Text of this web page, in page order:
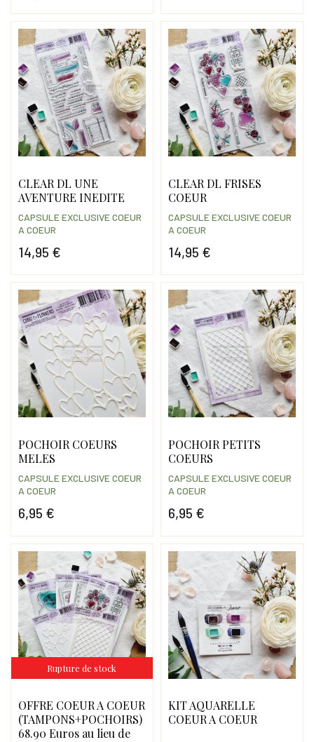
CLEAR DL UNE
AVENTURE INEDITE
14,95 €
CAPSULE EXCLUSIVE COEUR
A COEUR
CLEAR DL FRISES
COEUR
14,95 €
CAPSULE EXCLUSIVE COEUR
A COEUR
POCHOIR COEURS
MELES
6,95 €
CAPSULE EXCLUSIVE COEUR
A COEUR
POCHOIR PETITS
COEURS
6,95 €
CAPSULE EXCLUSIVE COEUR
A COEUR
Rupture de stock
OFFRE COEUR A COEUR
(TAMPONS+POCHOIRS)
68.90 Euros au lieu de
KIT AQUARELLE
COEUR A COEUR